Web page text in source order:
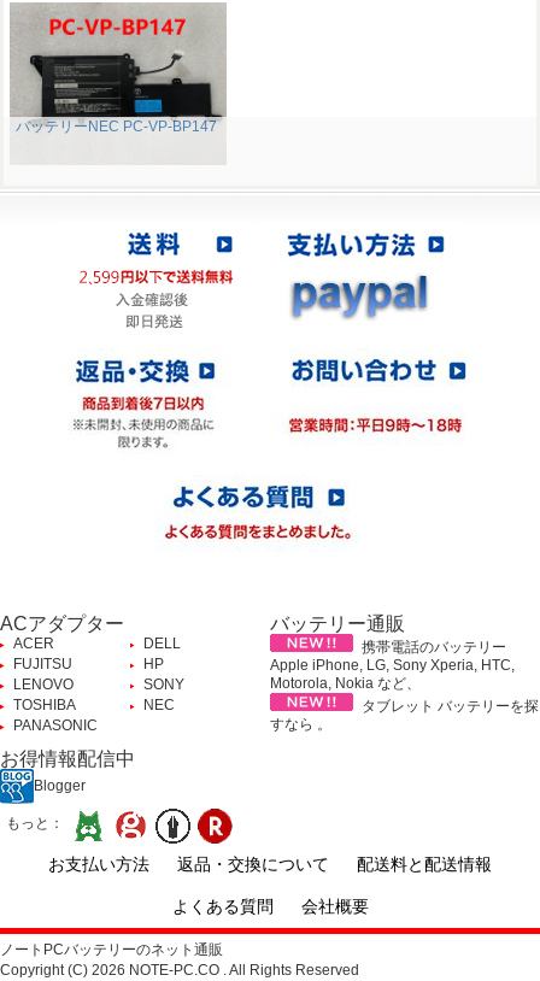
バッテリーNEC PC-VP-BP147
ACアダプター
ACER
DELL
FUJITSU
HP
LENOVO
SONY
TOSHIBA
NEC
PANASONIC
バッテリー通販
携帯電話のバッテリー
Apple iPhone, LG, Sony Xperia, HTC,
Motorola, Nokia など、
タブレット バッテリーを探
すなら 。
お得情報配信中
Blogger
もっと：
お支払い方法 返品・交換について 配送料と配送情報
よくある質問 会社概要
ノートPCバッテリーのネット通販
Copyright (C) 2026 NOTE-PC.CO . All Rights Reserved